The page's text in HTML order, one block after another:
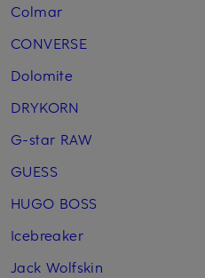
Colmar
CONVERSE
Dolomite
DRYKORN
G-star RAW
GUESS
HUGO BOSS
Icebreaker
Jack Wolfskin